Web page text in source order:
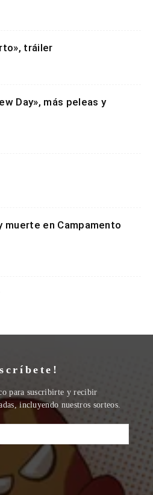
tráiler
Day», más peleas y
muerte en Campamento
para suscribirte y recibir
incluyendo nuestros sorteos.